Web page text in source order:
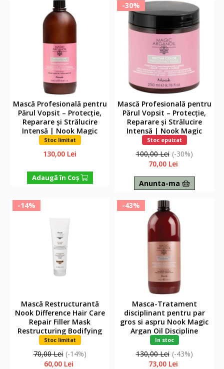
Mască Profesională pentru
Părul Vopsit – Protecție,
Reparare și Strălucire
Intensă | Nook Magic
ArganOil Nectar Color,
Stoc limitat
130,00 Lei
Adaugă în Coş
-30%
Mască Profesională pentru
Părul Vopsit – Protecție,
Reparare și Strălucire
Intensă | Nook Magic
ArganOil Nectar Color,
Stoc epuizat
100,00 Lei (-30%)
70,00 Lei
Anunta-ma
-14%
Mască Restructurantă
Nook Difference Hair Care
Repair Filler Mask
Restructuring Bodifying
300ml
Stoc limitat
70,00 Lei (-14%)
60,00 Lei
-43%
Masca-Tratament
disciplinant pentru par
gros si aspru Nook Magic
Argan Oil Discipline
Intensive Mask 1000ml
In stoc
130,00 Lei (-43%)
73,00 Lei